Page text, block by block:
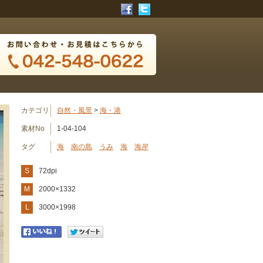
カテゴリ 自然・風景 > 海・港
素材No 1-04-104
タグ 海 南の島 うみ 海 海岸
S 72dpi
M 2000×1332
L 3000×1998